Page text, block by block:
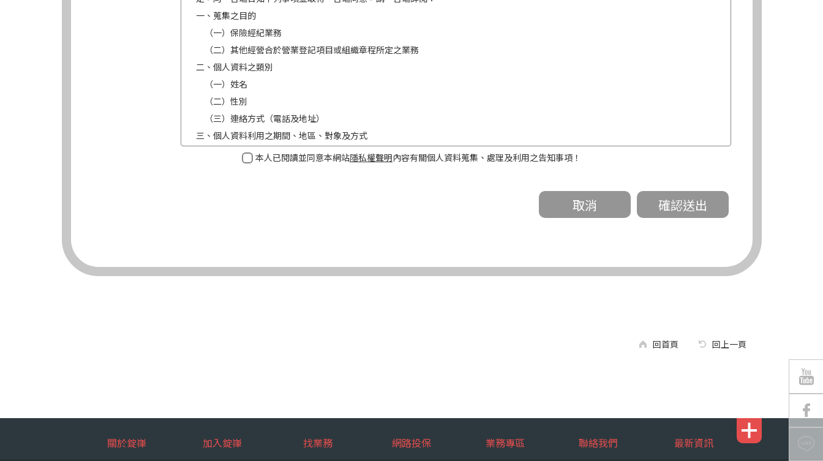
一、蒐集之目的
（一）保險經紀業務
（二）其他經營合於營業登記項目或組織章程所定之業務
二、個人資料之類別
（一）姓名
（二）性別
（三）連絡方式（電話及地址）
三、個人資料利用之期間、地區、對象及方式
（一）期間：蒐集之目的存續期間及依法令規定應為保存之期間。
如：台端得自由選擇提供個人資料，惟如不提供或提供不完整時，基於蒐集目的業務之執行，錠嵂公司將有可能延後、提供未完整或
本人已閱讀並同意本網站隱私權聲明內容有關個人資料蒐集、處理及利用之告知事項！
回首頁 回上一頁
關於錠嵂 加入錠嵂 找業務 網路投保 業務專區 聯絡我們 最新資訊